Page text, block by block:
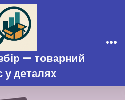
— товарний
у деталях